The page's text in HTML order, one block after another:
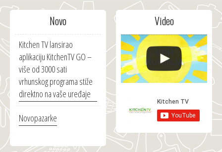
Novo
Kitchen TV lansirao
aplikaciju KitchenTV GO –
više od 3000 sati
vrhunskog programa stiže
direktno na vaše uređaje
Novopazarke
Video